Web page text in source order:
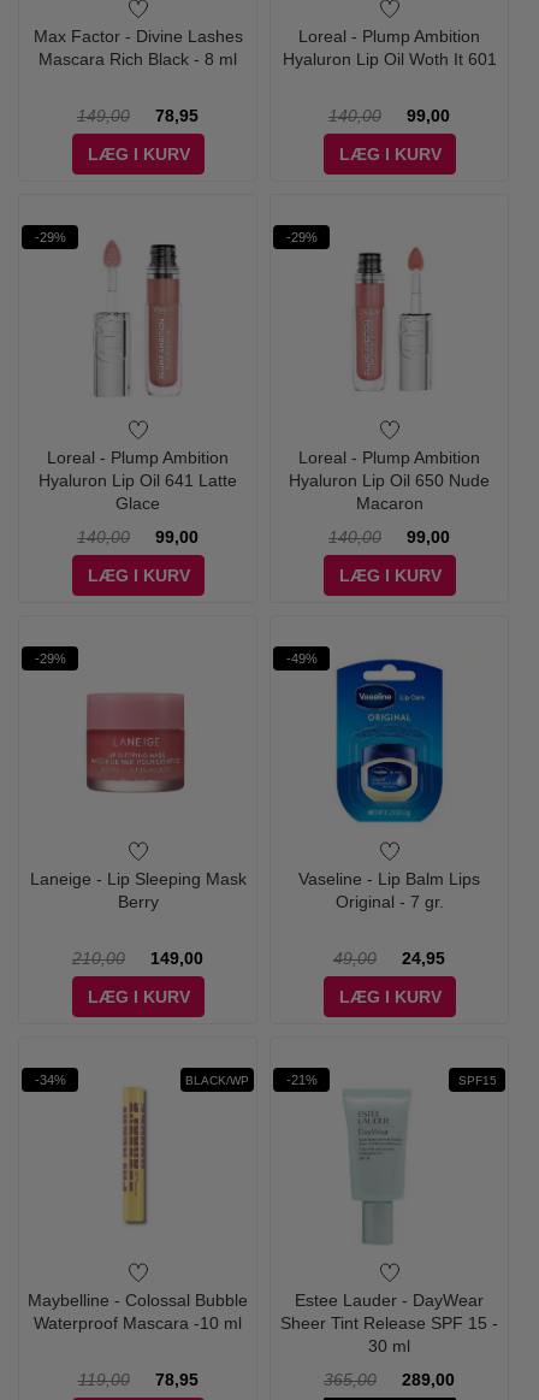
Max Factor - Divine Lashes
Mascara Rich Black - 8 ml
149,00
78,95
LÆG I KURV
Loreal - Plump Ambition
Hyaluron Lip Oil Woth It 601
140,00
99,00
LÆG I KURV
-29%
Loreal - Plump Ambition
Hyaluron Lip Oil 641 Latte
Glace
140,00
99,00
LÆG I KURV
-29%
Loreal - Plump Ambition
Hyaluron Lip Oil 650 Nude
Macaron
140,00
99,00
LÆG I KURV
-29%
Laneige - Lip Sleeping Mask
Berry
210,00
149,00
LÆG I KURV
-49%
Vaseline - Lip Balm Lips
Original - 7 gr.
49,00
24,95
LÆG I KURV
-34% BLACK/WP
Maybelline - Colossal Bubble
Waterproof Mascara -10 ml
119,00 78,95
-21% SPF15
Estee Lauder - DayWear
Sheer Tint Release SPF 15 -
30 ml
365,00
289,00